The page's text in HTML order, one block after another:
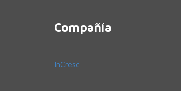
Compañía
InCresc